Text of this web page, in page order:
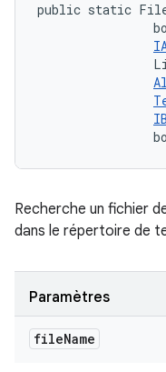
public static
Recherche un fichier
dans le répertoire de
Paramètres
fileName